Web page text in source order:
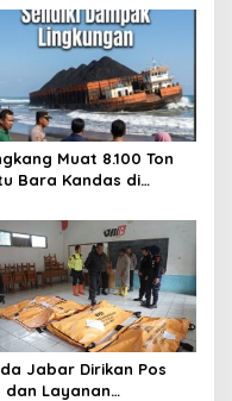
Muat 8.100 Ton
Bara Kandas di
Lingkungan
Jabar Dirikan Pos
dan Layanan